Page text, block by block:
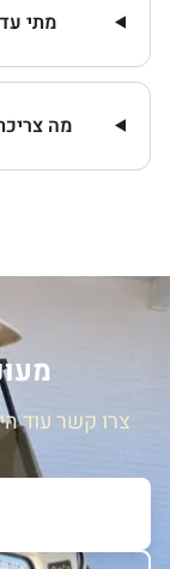
מתי
מה
צרו קשר עוד